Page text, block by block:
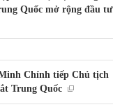
Quốc mở rộng đầu tư
Chính tiếp Chủ tịch
Trung Quốc